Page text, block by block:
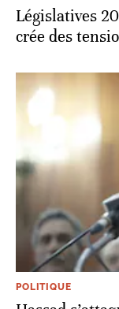
Législatives
crée des
POLITIQUE